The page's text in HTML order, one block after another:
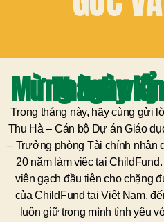
Mừng Ngày Kỷ niệm của
Trong tháng này, hãy cùng gửi
Thu Hà – Cán bộ Dự án Giáo
– Trưởng phòng Tài chính nhân
20 năm làm việc tại
viên gạch đầu tiên cho chặng
của ChildFund tại Việt Nam,
luôn giữ trong mình tình yêu